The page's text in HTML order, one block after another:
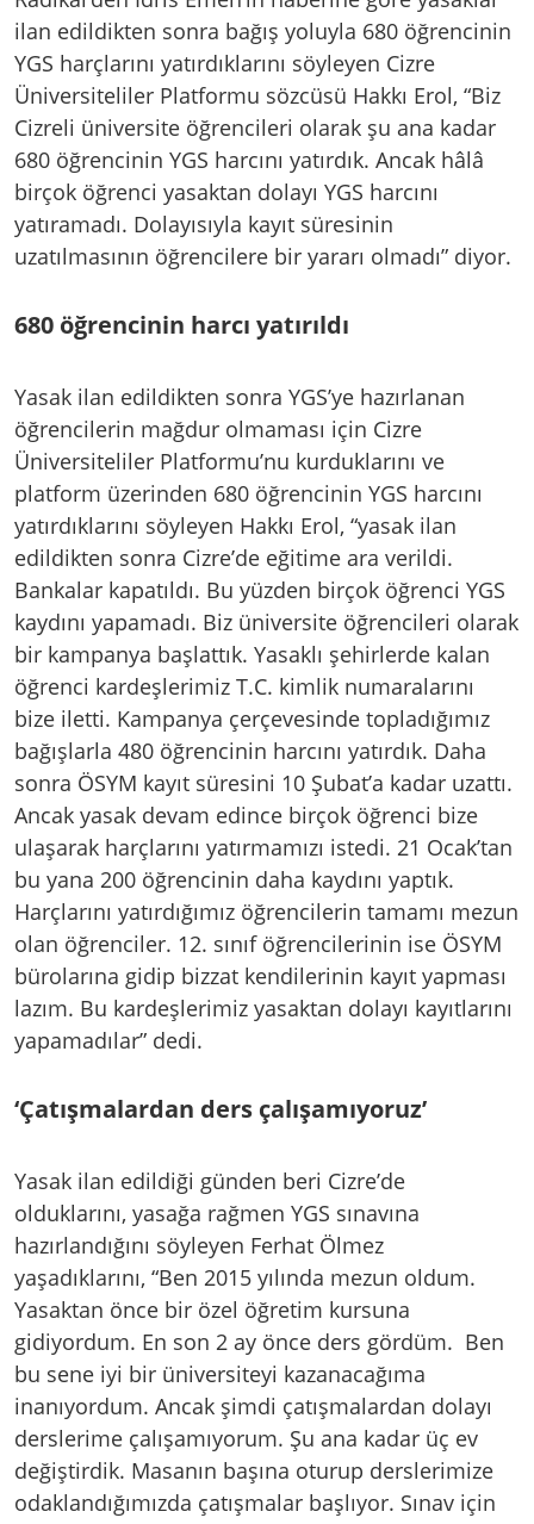
ilan edildikten sonra bağış yoluyla 680 öğrencinin
YGS harçlarını yatırdıklarını söyleyen Cizre
Üniversiteliler Platformu sözcüsü Hakkı Erol, “Biz
Cizreli üniversite öğrencileri olarak şu ana kadar
680 öğrencinin YGS harcını yatırdık. Ancak hâlâ
birçok öğrenci yasaktan dolayı YGS harcını
yatıramadı. Dolayısıyla kayıt süresinin
uzatılmasının öğrencilere bir yararı olmadı” diyor.
680 öğrencinin harcı yatırıldı
Yasak ilan edildikten sonra YGS’ye hazırlanan
öğrencilerin mağdur olmaması için Cizre
Üniversiteliler Platformu’nu kurduklarını ve
platform üzerinden 680 öğrencinin YGS harcını
yatırdıklarını söyleyen Hakkı Erol, “yasak ilan
edildikten sonra Cizre’de eğitime ara verildi.
Bankalar kapatıldı. Bu yüzden birçok öğrenci YGS
kaydını yapamadı. Biz üniversite öğrencileri olarak
bir kampanya başlattık. Yasaklı şehirlerde kalan
öğrenci kardeşlerimiz T.C. kimlik numaralarını
bize iletti. Kampanya çerçevesinde topladığımız
bağışlarla 480 öğrencinin harcını yatırdık. Daha
sonra ÖSYM kayıt süresini 10 Şubat’a kadar uzattı.
Ancak yasak devam edince birçok öğrenci bize
ulaşarak harçlarını yatırmamızı istedi. 21 Ocak’tan
bu yana 200 öğrencinin daha kaydını yaptık.
Harçlarını yatırdığımız öğrencilerin tamamı mezun
olan öğrenciler. 12. sınıf öğrencilerinin ise ÖSYM
bürolarına gidip bizzat kendilerinin kayıt yapması
lazım. Bu kardeşlerimiz yasaktan dolayı kayıtlarını
yapamadılar” dedi.
‘Çatışmalardan ders çalışamıyoruz’
Yasak ilan edildiği günden beri Cizre’de
olduklarını, yasağa rağmen YGS sınavına
hazırlandığını söyleyen Ferhat Ölmez
yaşadıklarını, “Ben 2015 yılında mezun oldum.
Yasaktan önce bir özel öğretim kursuna
gidiyordum. En son 2 ay önce ders gördüm. Ben
bu sene iyi bir üniversiteyi kazanacağıma
inanıyordum. Ancak şimdi çatışmalardan dolayı
derslerime çalışamıyorum. Şu ana kadar üç ev
değiştirdik. Masanın başına oturup derslerimize
odaklandığımızda çatışmalar başlıyor. Sınav için